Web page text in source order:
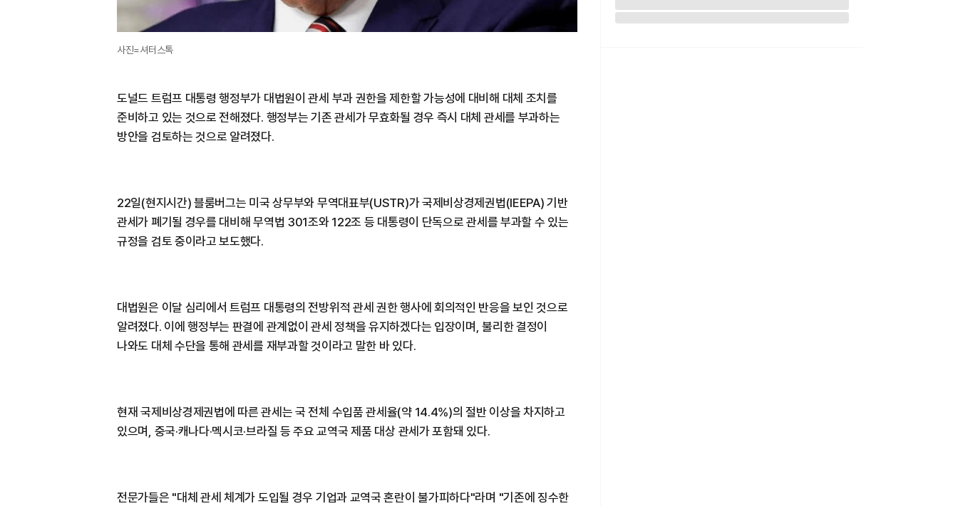
사진=셔터스톡
도널드 트럼프 대통령 행정부가 대법원이 관세 부과 권한을 제한할 가능성에 대비해 대체 조치를
준비하고 있는 것으로 전해졌다. 행정부는 기존 관세가 무효화될 경우 즉시 대체 관세를 부과하는
방안을 검토하는 것으로 알려졌다.
22일(현지시간) 블룸버그는 미국 상무부와 무역대표부(USTR)가 국제비상경제권법(IEEPA) 기반
관세가 폐기될 경우를 대비해 무역법 301조와 122조 등 대통령이 단독으로 관세를 부과할 수 있는
규정을 검토 중이라고 보도했다.
대법원은 이달 심리에서 트럼프 대통령의 전방위적 관세 권한 행사에 회의적인 반응을 보인 것으로
알려졌다. 이에 행정부는 판결에 관계없이 관세 정책을 유지하겠다는 입장이며, 불리한 결정이
나와도 대체 수단을 통해 관세를 재부과할 것이라고 말한 바 있다.
현재 국제비상경제권법에 따른 관세는 국 전체 수입품 관세율(약 14.4%)의 절반 이상을 차지하고
있으며, 중국·캐나다·멕시코·브라질 등 주요 교역국 제품 대상 관세가 포함돼 있다.
전문가들은 "대체 관세 체계가 도입될 경우 기업과 교역국 혼란이 불가피하다"라며 "기존에 징수한